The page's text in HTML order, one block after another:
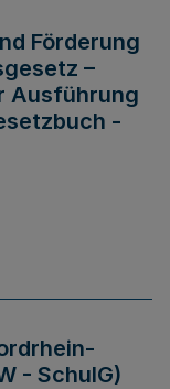
Förderung
–
Ausführung
-
- SchulG)